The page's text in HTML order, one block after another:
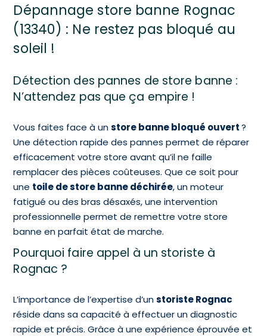
Dépannage store banne Rognac
(13340) : Ne restez pas bloqué au
soleil !
Détection des pannes de store banne :
N’attendez pas que ça empire !
Vous faites face à unstore banne bloqué ouvert?
Une détection rapide des pannes permet de réparer
efficacement votre store avant qu’il ne faille
remplacer des pièces coûteuses. Que ce soit pour
une toile de store banne déchirée, un moteur
fatigué ou des bras désaxés, une intervention
professionnelle permet de remettre votre store
banne en parfait état de marche.
Pourquoi faire appel à un storiste à
Rognac ?
L’importance de l’expertise d’unstoriste Rognac
réside dans sa capacité à effectuer un diagnostic
rapide et précis. Grâce à une expérience éprouvée et